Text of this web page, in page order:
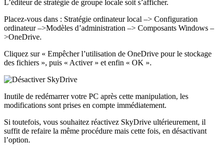
L’éditeur de stratégie de groupe locale soit s’afficher.
Placez-vous dans : Stratégie ordinateur local –> Configuration
ordinateur –>Modèles d’administration –> Composants Windows –
>OneDrive.
Cliquez sur « Empêcher l’utilisation de OneDrive pour le stockage
des fichiers », puis « Activer » et enfin « OK ».
Inutile de redémarrer votre PC après cette manipulation, les
modifications sont prises en compte immédiatement.
Si toutefois, vous souhaitez réactivez SkyDrive ultérieurement, il
suffit de refaire la même procédure mais cette fois, en désactivant
l’option.